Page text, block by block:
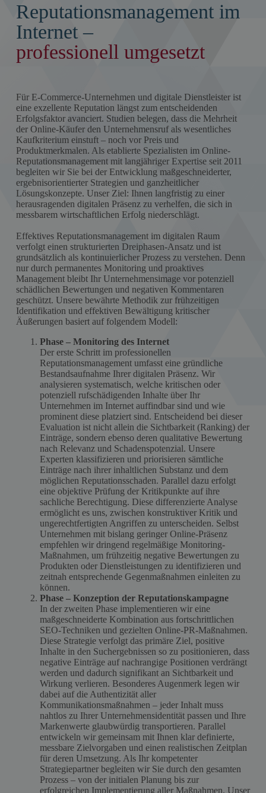
Reputationsmanagement im
Internet –
professionell umgesetzt
Für E-Commerce-Unternehmen und digitale Dienstleister ist
eine exzellente Reputation längst zum entscheidenden
Erfolgsfaktor avanciert. Studien belegen, dass die Mehrheit
der Online-Käufer den Unternehmensruf als wesentliches
Kaufkriterium einstuft – noch vor Preis und
Produktmerkmalen. Als etablierte Spezialisten im Online-
Reputationsmanagement mit langjähriger Expertise seit 2011
begleiten wir Sie bei der Entwicklung maßgeschneiderter,
ergebnisorientierter Strategien und ganzheitlicher
Lösungskonzepte. Unser Ziel: Ihnen langfristig zu einer
herausragenden digitalen Präsenz zu verhelfen, die sich in
messbarem wirtschaftlichen Erfolg niederschlägt.
Effektives Reputationsmanagement im digitalen Raum
verfolgt einen strukturierten Dreiphasen-Ansatz und ist
grundsätzlich als kontinuierlicher Prozess zu verstehen. Denn
nur durch permanentes Monitoring und proaktives
Management bleibt Ihr Unternehmensimage vor potenziell
schädlichen Bewertungen und negativen Kommentaren
geschützt. Unsere bewährte Methodik zur frühzeitigen
Identifikation und effektiven Bewältigung kritischer
Äußerungen basiert auf folgendem Modell:
Phase – Monitoring des Internet
Der erste Schritt im professionellen
Reputationsmanagement umfasst eine gründliche
Bestandsaufnahme Ihrer digitalen Präsenz. Wir
analysieren systematisch, welche kritischen oder
potenziell rufschädigenden Inhalte über Ihr
Unternehmen im Internet auffindbar sind und wie
prominent diese platziert sind. Entscheidend bei dieser
Evaluation ist nicht allein die Sichtbarkeit (Ranking) der
Einträge, sondern ebenso deren qualitative Bewertung
nach Relevanz und Schadenspotenzial. Unsere
Experten klassifizieren und priorisieren sämtliche
Einträge nach ihrer inhaltlichen Substanz und dem
möglichen Reputationsschaden. Parallel dazu erfolgt
eine objektive Prüfung der Kritikpunkte auf ihre
sachliche Berechtigung. Diese differenzierte Analyse
ermöglicht es uns, zwischen konstruktiver Kritik und
ungerechtfertigten Angriffen zu unterscheiden. Selbst
Unternehmen mit bislang geringer Online-Präsenz
empfehlen wir dringend regelmäßige Monitoring-
Maßnahmen, um frühzeitig negative Bewertungen zu
Produkten oder Dienstleistungen zu identifizieren und
zeitnah entsprechende Gegenmaßnahmen einleiten zu
können.
Phase – Konzeption der Reputationskampagne
In der zweiten Phase implementieren wir eine
maßgeschneiderte Kombination aus fortschrittlichen
SEO-Techniken und gezielten Online-PR-Maßnahmen.
Diese Strategie verfolgt das primäre Ziel, positive
Inhalte in den Suchergebnissen so zu positionieren, dass
negative Einträge auf nachrangige Positionen verdrängt
werden und dadurch signifikant an Sichtbarkeit und
Wirkung verlieren. Besonderes Augenmerk legen wir
dabei auf die Authentizität aller
Kommunikationsmaßnahmen – jeder Inhalt muss
nahtlos zu Ihrer Unternehmensidentität passen und Ihre
Markenwerte glaubwürdig transportieren. Parallel
entwickeln wir gemeinsam mit Ihnen klar definierte,
messbare Zielvorgaben und einen realistischen Zeitplan
für deren Umsetzung. Als Ihr kompetenter
Strategiepartner begleiten wir Sie durch den gesamten
Prozess – von der initialen Planung bis zur
erfolgreichen Implementierung aller Maßnahmen. Unser